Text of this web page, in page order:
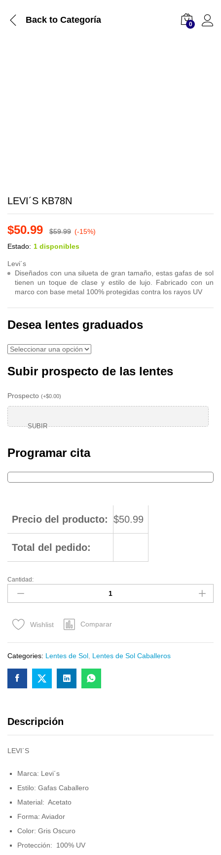
Back to Categoría 0
LEVI´S KB78N
$50.99 $59.99 (-15%)
Estado: 1 disponibles
Levi´s
Diseñados con una silueta de gran tamaño, estas gafas de sol
tienen un toque de clase y estilo de lujo. Fabricado con un
marco con base metal 100% protegidas contra los rayos UV
Desea lentes graduados
Subir prospecto de las lentes
Prospecto (+$0.00)
SUBIR
Programar cita
Precio del producto: $50.99
Total del pedido:
Cantidad:
Wishlist Comparar
Categories: Lentes de Sol, Lentes de Sol Caballeros
Descripción
LEVI´S
Marca: Levi´s
Estilo: Gafas Caballero
Material: Acetato
Forma: Aviador
Color: Gris Oscuro
Protección: 100% UV